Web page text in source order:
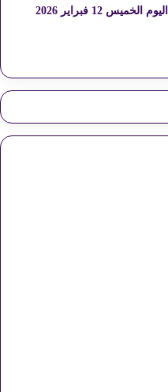
12 فبراير 2026